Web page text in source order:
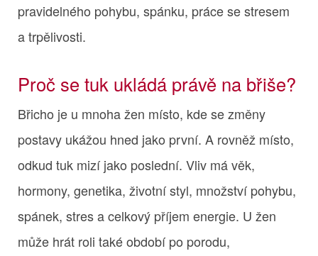
pravidelného pohybu, spánku, práce se stresem
a trpělivosti.
Proč se tuk ukládá právě na břiše?
Břicho je u mnoha žen místo, kde se změny
postavy ukážou hned jako první. A rovněž místo,
odkud tuk mizí jako poslední. Vliv má věk,
hormony, genetika, životní styl, množství pohybu,
spánek, stres a celkový příjem energie. U žen
může hrát roli také období po porodu,